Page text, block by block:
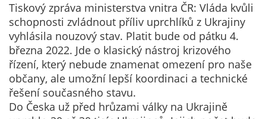
Tiskový zpráva ministerstva vnitra ČR: Vláda kvůli
schopnosti zvládnout příliv uprchlíků z Ukrajiny
vyhlásila nouzový stav. Platit bude od pátku 4.
března 2022. Jde o klasický nástroj krizového
řízení, který nebude znamenat omezení pro naše
občany, ale umožní lepší koordinaci a technické
řešení současného stavu.
Do Česka už před hrůzami války na Ukrajině
Technické
cookies jsou
nezbytné pro
správné
fungování
webu a všech
nabízí.